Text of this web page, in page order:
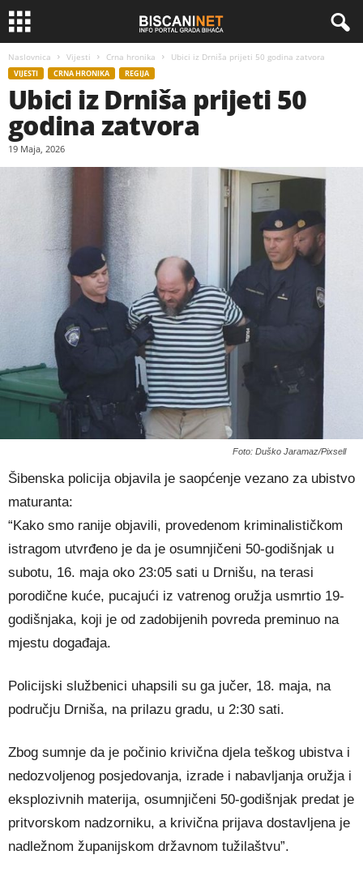
Naslovnica Vijesti Crna hronika Ubici iz Drniša prijeti 50 godina zatvora
VIJESTI CRNA HRONIKA REGIJA
Ubici iz Drniša prijeti 50
godina zatvora
19 Maja, 2026
Foto: Duško Jaramaz/Pixsell
Šibenska policija objavila je saopćenje vezano za ubistvo
maturanta:
“Kako smo ranije objavili, provedenom kriminalističkom
istragom utvrđeno je da je osumnjičeni 50-godišnjak u
subotu, 16. maja oko 23:05 sati u Drnišu, na terasi
porodične kuće, pucajući iz vatrenog oružja usmrtio 19-
godišnjaka, koji je od zadobijenih povreda preminuo na
mjestu događaja.
Policijski službenici uhapsili su ga jučer, 18. maja, na
području Drniša, na prilazu gradu, u 2:30 sati.
Zbog sumnje da je počinio krivična djela teškog ubistva i
nedozvoljenog posjedovanja, izrade i nabavljanja oružja i
eksplozivnih materija, osumnjičeni 50-godišnjak predat je
pritvorskom nadzorniku, a krivična prijava dostavljena je
nadležnom županijskom državnom tužilaštvu”.